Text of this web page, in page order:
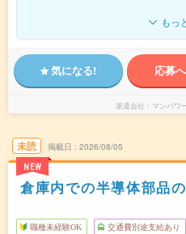
もっ
気になる! 応募
派遣会社 マンパワ
未読
NEW
掲載日 2026/08/05
倉庫内での半導体部品
職種未経験OK 交通費別途支給あり